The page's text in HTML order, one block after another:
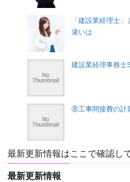
「建設業経理士
違いは
建設業経理事務士
⑧工事間接費の計
最新更新情報はここで確認し
最新更新情報